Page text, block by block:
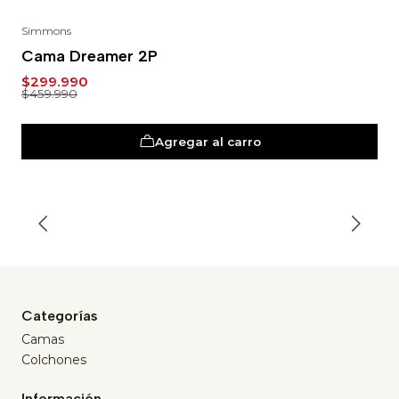
Simmons
Cama Dreamer 2P
$299.990
$459.990
Agregar al carro
Categorías
Camas
Colchones